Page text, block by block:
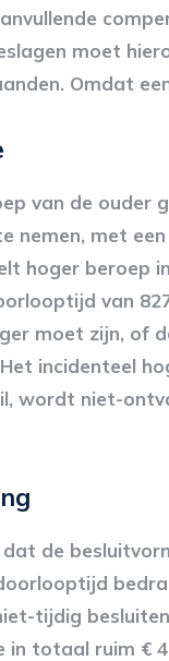
moet
Omdat
van de ouder
nemen, met
hoger beroep
van
moet zijn, of
incidenteel
wordt niet-
de
tijdig
totaal ruim €